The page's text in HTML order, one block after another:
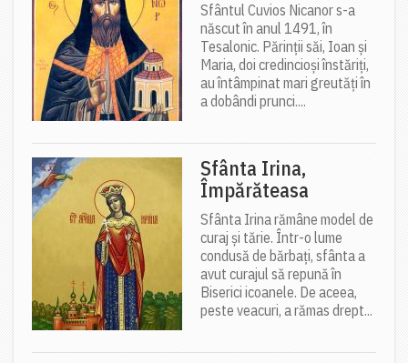
Sfântul Cuvios Nicanor s-a
născut în anul 1491, în
Tesalonic. Părinții săi, Ioan și
Maria, doi credincioși înstăriți,
au întâmpinat mari greutăți în
a dobândi prunci....
Sfânta Irina,
Împărăteasa
Sfânta Irina rămâne model de
curaj și tărie. Într-o lume
condusă de bărbați, sfânta a
avut curajul să repună în
Biserici icoanele. De aceea,
peste veacuri, a rămas drept...